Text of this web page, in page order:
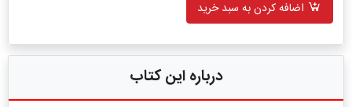
اضافه کردن به سبد خرید
درباره این کتاب